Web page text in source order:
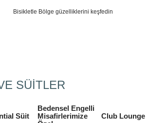
Bisikletle Bölge güzelliklerini keşfedin
SÜİTLER
Süit
Bedensel Engelli
Misafirlerimize
Club Lounge